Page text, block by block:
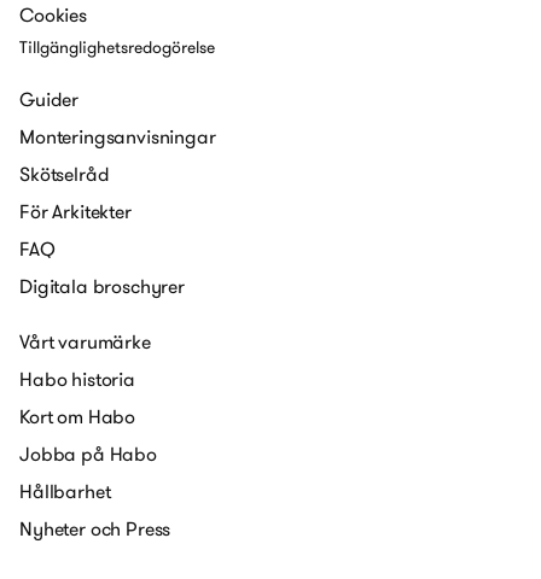
Cookies
Tillgänglighetsredogörelse
Guider
Monteringsanvisningar
Skötselråd
För Arkitekter
FAQ
Digitala broschyrer
Vårt varumärke
Habo historia
Kort om Habo
Jobba på Habo
Hållbarhet
Nyheter och Press